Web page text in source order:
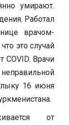
умирают.
Работал
врачом-
это случай
COVID. Врачи
16 июня
от